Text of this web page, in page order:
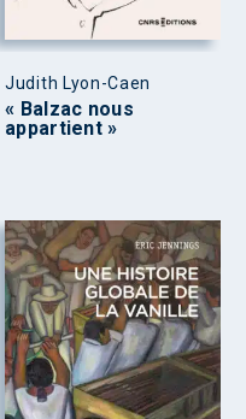
Judith Lyon-Caen
« Balzac nous
appartient »